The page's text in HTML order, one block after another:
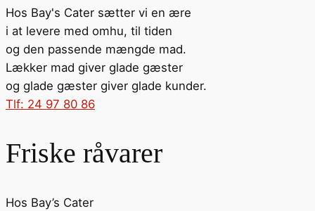
Hos Bay's Cater sætter vi en ære
i at levere med omhu, til tiden
og den passende mængde mad.
Lækker mad giver glade gæster
og glade gæster giver glade kunder.
Tlf: 24 97 80 86
Friske råvarer
Hos Bay’s Cater